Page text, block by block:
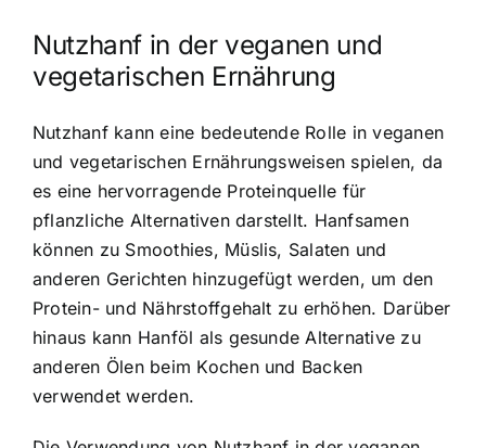
Nutzhanf in der veganen und
vegetarischen Ernährung
Nutzhanf kann eine bedeutende Rolle in veganen
und vegetarischen Ernährungsweisen spielen, da
es eine hervorragende Proteinquelle für
pflanzliche Alternativen darstellt. Hanfsamen
können zu Smoothies, Müslis, Salaten und
anderen Gerichten hinzugefügt werden, um den
Protein- und Nährstoffgehalt zu erhöhen. Darüber
hinaus kann Hanföl als gesunde Alternative zu
anderen Ölen beim Kochen und Backen
verwendet werden.